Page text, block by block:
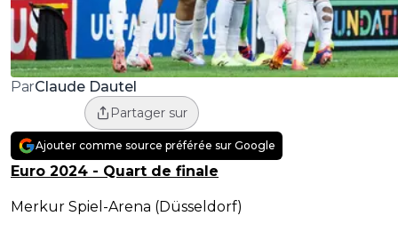
ParClaude Dautel
Partager sur
Ajouter comme source préférée sur Google
Euro 2024 - Quart de finale
Merkur Spiel-Arena (Düsseldorf)